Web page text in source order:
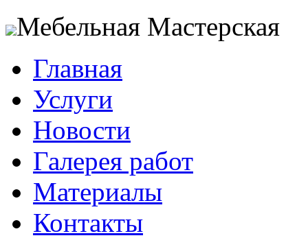
Мебельная Мастерская
Главная
Услуги
Новости
Галерея работ
Материалы
Контакты